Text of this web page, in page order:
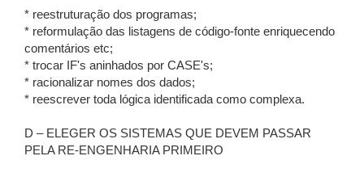
* reestruturação dos programas;
* reformulação das listagens de código-fonte enriquecendo
comentários etc;
* trocar IF's aninhados por CASE's;
* racionalizar nomes dos dados;
* reescrever toda lógica identificada como complexa.
D – ELEGER OS SISTEMAS QUE DEVEM PASSAR
PELA RE-ENGENHARIA PRIMEIRO